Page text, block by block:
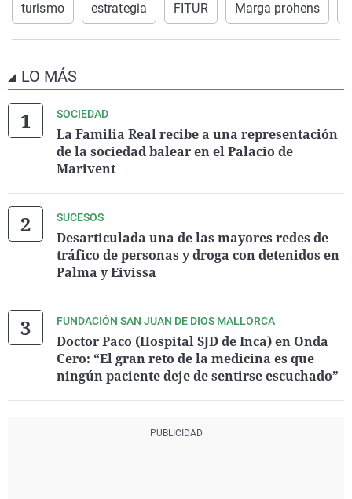
turismo estrategia FITUR Marga prohens
LO MÁS
SOCIEDAD
La Familia Real recibe a una representación
de la sociedad balear en el Palacio de
Marivent
SUCESOS
Desarticulada una de las mayores redes de
tráfico de personas y droga con detenidos en
Palma y Eivissa
FUNDACIÓN SAN JUAN DE DIOS MALLORCA
Doctor Paco (Hospital SJD de Inca) en Onda
Cero: “El gran reto de la medicina es que
ningún paciente deje de sentirse escuchado”